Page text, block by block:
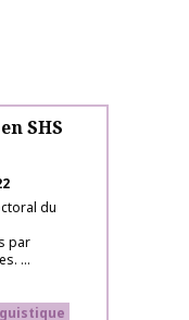
SHS
du
par
...